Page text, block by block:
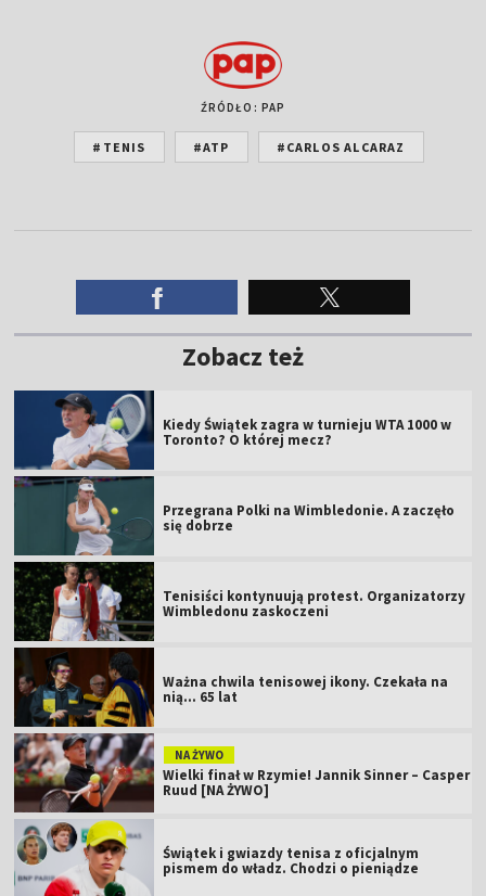
ŹRÓDŁO: PAP
#TENIS #ATP #CARLOS ALCARAZ
Zobacz też
Kiedy Świątek zagra w turnieju WTA 1000 w
Toronto? O której mecz?
Przegrana Polki na Wimbledonie. A zaczęło
się dobrze
Tenisiści kontynuują protest. Organizatorzy
Wimbledonu zaskoczeni
Ważna chwila tenisowej ikony. Czekała na
nią... 65 lat
NA ŻYWO
Wielki finał w Rzymie! Jannik Sinner – Casper
Ruud [NA ŻYWO]
Świątek i gwiazdy tenisa z oficjalnym
pismem do władz. Chodzi o pieniądze